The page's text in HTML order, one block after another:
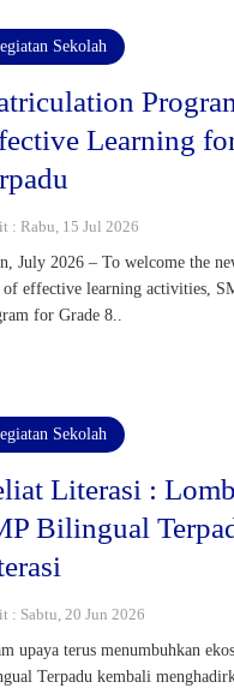
Sekolah
Learning
: Rabu, 15 Jul 2026
July 2026 – To welcome the
of effective learning activities,
for Grade 8..
Sekolah
Literasi :
Bilingual
: Sabtu, 20 Jun 2026
upaya terus menumbuhkan
Terpadu kembali